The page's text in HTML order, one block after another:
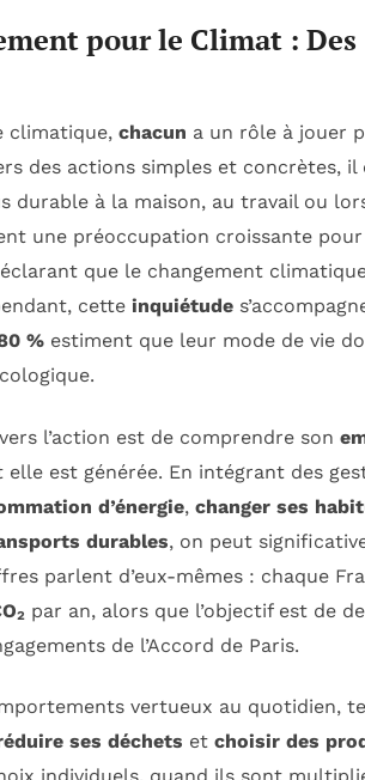
pour le Climat :
climatique, chacun a un rôle à jouer
des actions simples et concrètes, il
durable à la maison, au travail ou
une préoccupation croissante
que le changement
cette inquiétude
% estiment que leur mode de vie
l’action est de comprendre son
elle est générée. En intégrant des
d’énergie, changer ses
durables, on peut
parlent d’eux-mêmes : chaque
par an, alors que l’objectif est de
de l’Accord de Paris.
vertueux au quotidien,
ses déchets et choisir des